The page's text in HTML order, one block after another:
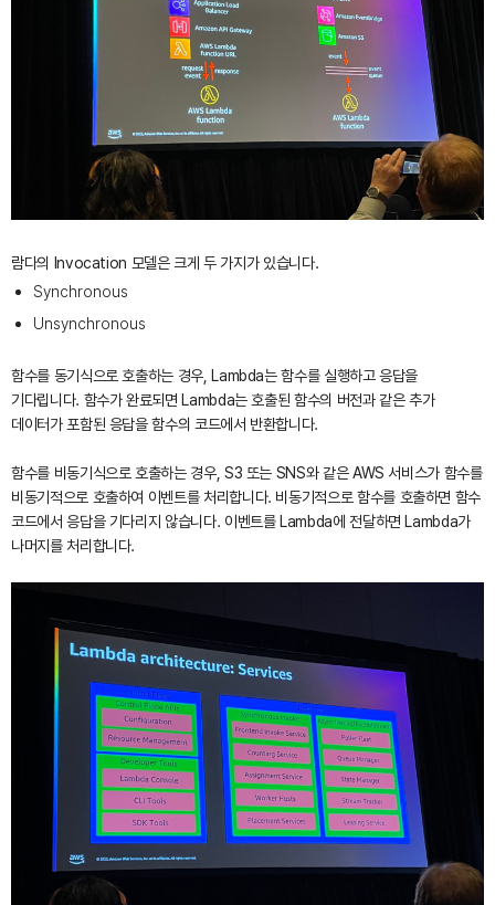
람다의 Invocation 모델은 크게 두 가지가 있습니다.
Synchronous
Unsynchronous
함수를 동기식으로 호출하는 경우, Lambda는 함수를 실행하고 응답을
기다립니다. 함수가 완료되면 Lambda는 호출된 함수의 버전과 같은 추가
데이터가 포함된 응답을 함수의 코드에서 반환합니다.
함수를 비동기식으로 호출하는 경우, S3 또는 SNS와 같은 AWS 서비스가 함수를
비동기적으로 호출하여 이벤트를 처리합니다. 비동기적으로 함수를 호출하면 함수
코드에서 응답을 기다리지 않습니다. 이벤트를 Lambda에 전달하면 Lambda가
나머지를 처리합니다.